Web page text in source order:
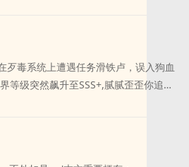
最要紧的一课，她翻来覆去烙
的、喘气的。除了蒋明筝，
能属于蒋明筝——这不是誓言，
程序的不可逆出厂设置，是作为
价———价高者得，我卖能
，至于真假的部分，她没有详
到总裁办主任，她拆过的雷比
此弱症的除了大周朝先太后她祖母活过了
二十岁大关，懂事起崔元徵便坦然接受了
求神拜佛也罢，凡是能保她一命的法子苑
以命换命的法子，她母亲信了，当即便听
克妻克子嗣的男孩来的替她挡灾，没承想
妄念……彼时的崔克早已更名崔愍琰，男
不知无人不晓的天纵奇才、崔家长子，是
，唯独不再是她亲自选来的崔克。崔愍琰
歹毒系统上遭遇任务滑铁卢，误入狗血
等级突然飙升至SSS+,腻腻歪歪你追我
即将崩塌的小世界，达成全员HE结
美文里炮灰早死女配好，更何况你不